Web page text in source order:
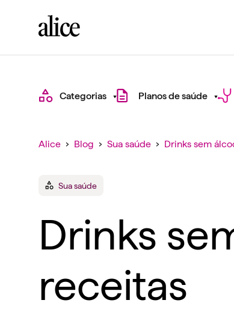
Categorias Planos de saúde
Alice › Blog › Sua saúde › Drinks sem
Sua saúde
Drinks
receitas